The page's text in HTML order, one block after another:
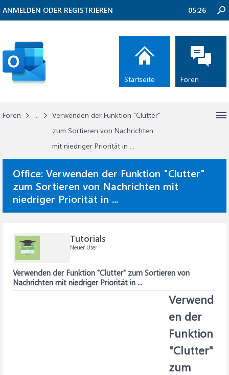
Foren ...
Verwenden der Funktion "Clutter"
zum Sortieren von Nachrichten
mit niedriger Priorität in ...
Office: Verwenden der Funktion "Clutter"
zum Sortieren von Nachrichten mit
niedriger Priorität in ...
Tutorials
Neuer User
Verwenden der Funktion "Clutter" zum Sortieren von
Nachrichten mit niedriger Priorität in ...
Verwend
en der
Funktion
"Clutter"
zum
ANMELDEN ODER REGISTRIEREN 05:26
Startseite Foren